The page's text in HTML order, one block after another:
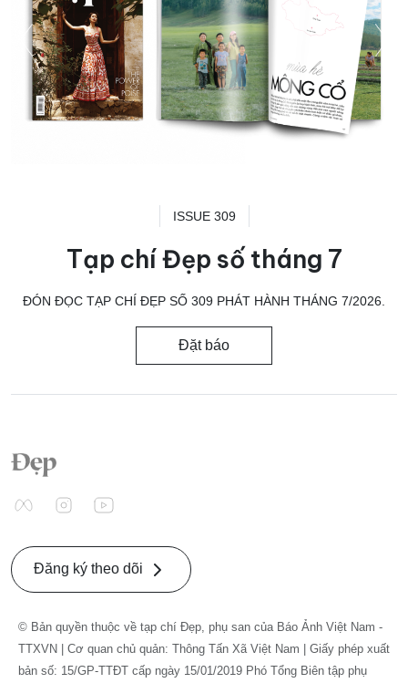
ISSUE 309
Tạp chí Đẹp số tháng 7
ĐÓN ĐỌC TẠP CHÍ ĐẸP SỐ 309 PHÁT HÀNH THÁNG 7/2026.
Đặt báo
Đăng ký theo dõi
© Bản quyền thuộc về tạp chí Đẹp, phụ san của Báo Ảnh Việt Nam -
TTXVN | Cơ quan chủ quản: Thông Tấn Xã Việt Nam | Giấy phép xuất
bản số: 15/GP-TTĐT cấp ngày 15/01/2019 Phó Tổng Biên tập phụ